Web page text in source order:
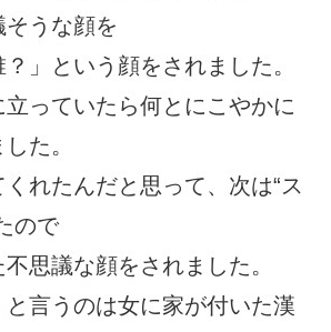
うな顔を
」という顔をされました。
っていたら何とにこやかに
た。
れたんだと思って、次は“ス
ので
思議な顔をされました。
言うのは女に家が付いた漢